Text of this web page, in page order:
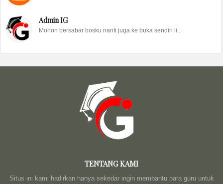
Admin IG
Mohon bersabar bosku nanti juga ke buka sendiri li...
TENTANG KAMI
Situs ini kami hadirkan hanya sekedar ingin membantu para guru untuk